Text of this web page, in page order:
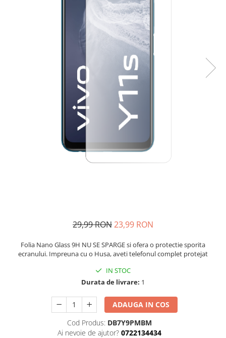
29,99 RON23,99 RON
Folia Nano Glass 9H NU SE SPARGE si ofera o protectie sporita
ecranului. Impreuna cu o Husa, aveti telefonul complet protejat
IN STOC
Durata de livrare: 1
ADAUGA IN COS
Cod Produs: DB7Y9PMBM
Ai nevoie de ajutor? 0722134434